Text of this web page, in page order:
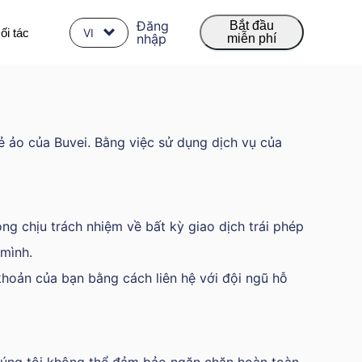
tác VI
Đăng
nhập
Bắt đầu
miễn phí
của Buvei. Bằng việc sử dụng dịch vụ của
chịu trách nhiệm về bất kỳ giao dịch trái phép
của bạn bằng cách liên hệ với đội ngũ hỗ